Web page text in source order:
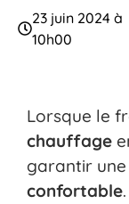
23 juin 2024 à
10h00
Lorsque le
chauffage
garantir une
confortable